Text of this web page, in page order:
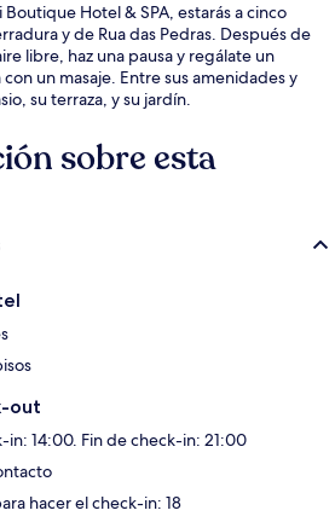
Hotel & SPA, estarás a cinco
y de Rua das Pedras. Después de
libre, haz una pausa y regálate un
un masaje. Entre sus amenidades y
su terraza, y su jardín.
sobre esta
out
in: 14:00. Fin de check-in: 21:00
hacer el check-in: 18